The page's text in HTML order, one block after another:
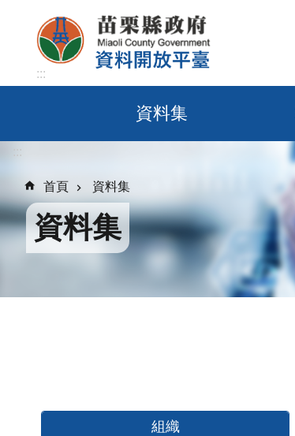
跳到主要內容區塊
:::
資料集
:::
首頁 資料集
資料集
組織